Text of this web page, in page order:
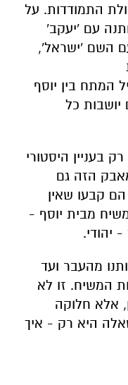
התמודדות. על
עם 'יעקב'
השם 'ישראל',
המתח בין יוסף
יושבות כל
רק בעניין היסטורי
הזה גם
הם קבעו שאין
מבית יוסף -
- יהודי.
מהעבר ועד
המשיח. זו לא
, אלא חלוקה
היא רק - איך